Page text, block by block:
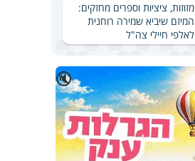
מזוזות, ציציות וספרים מחזקים:
המיזם שיביא שמירה רוחנית
לאלפי חיילי צה"ל
🔇